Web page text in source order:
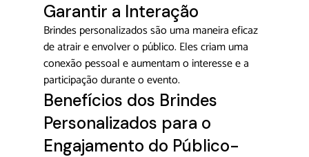
Garantir a Interação
Brindes personalizados são uma maneira eficaz
de atrair e envolver o público. Eles criam uma
conexão pessoal e aumentam o interesse e a
participação durante o evento.
Benefícios dos Brindes
Personalizados para o
Engajamento do Público-